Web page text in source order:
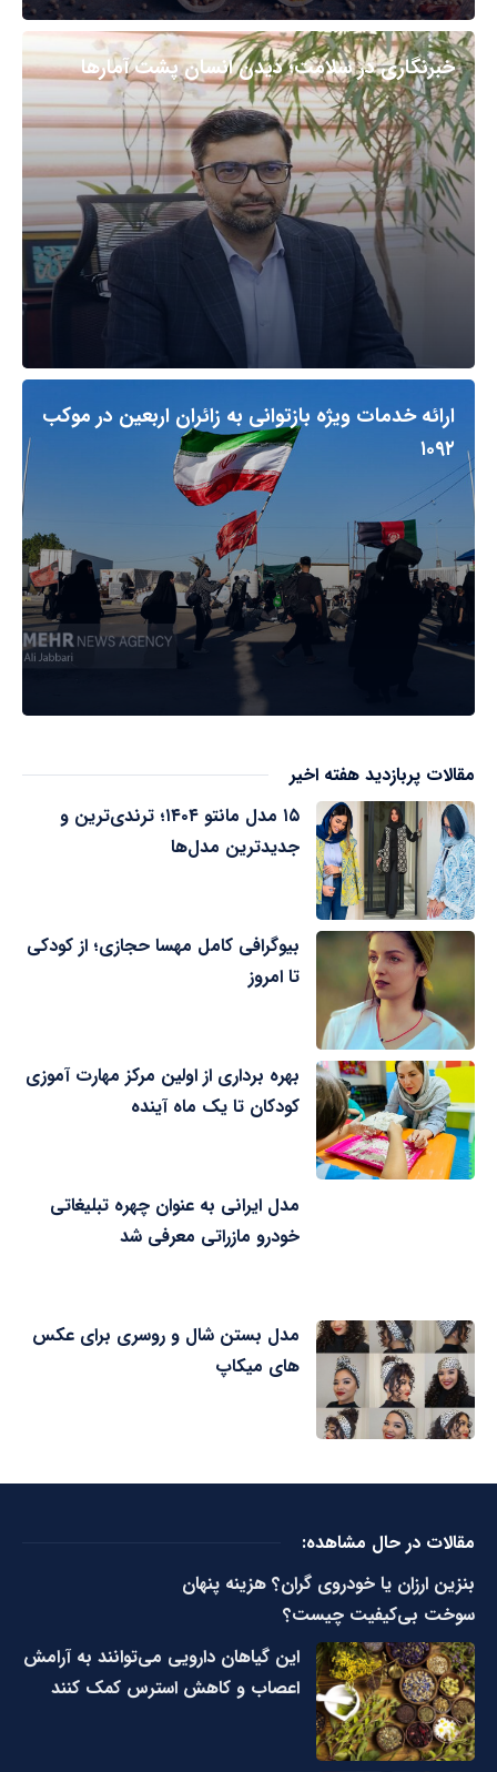
خبرنگاری در سلامت؛ دیدن انسان پشت آمارها
ارائه خدمات ویژه بازتوانی به زائران اربعین در موکب
۱۰۹۲
مقالات پربازدید هفته اخیر
۱۵ مدل مانتو ۱۴۰۴؛ ترندی‌ترین و
جدیدترین مدل‌ها
بیوگرافی کامل مهسا حجازی؛ از کودکی
تا امروز
بهره برداری از اولین مرکز مهارت آموزی
کودکان تا یک ماه آینده
مدل ایرانی به عنوان چهره تبلیغاتی
خودرو مازراتی معرفی شد
مدل بستن شال و روسری برای عکس
های میکاپ
مقالات در حال مشاهده:
بنزین ارزان یا خودروی گران؟ هزینه پنهان
سوخت بی‌کیفیت چیست؟
این گیاهان دارویی می‌توانند به آرامش
اعصاب و کاهش استرس کمک کنند